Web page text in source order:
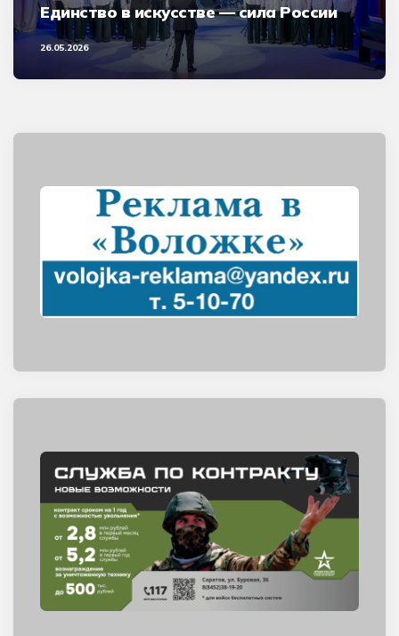
Единство в искусстве — сила России
26.05.2026